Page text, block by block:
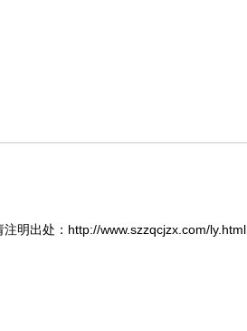
注明出处：http://www.szzqcjzx.com/ly.html